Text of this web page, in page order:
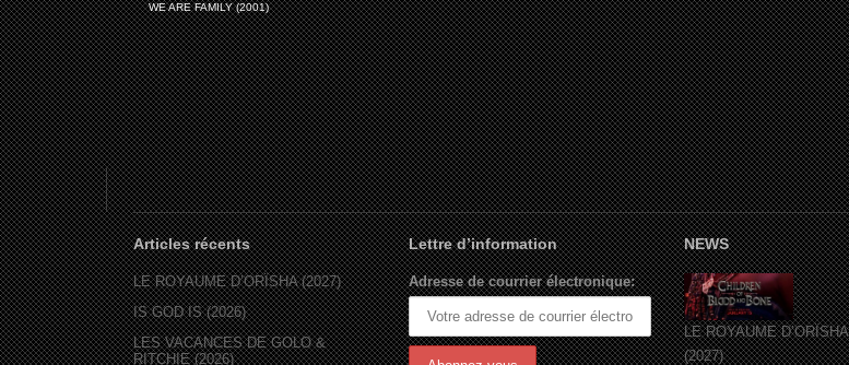
WE ARE FAMILY (2001)
Articles récents
LE ROYAUME D’ORÏSHA (2027)
IS GOD IS (2026)
LES VACANCES DE GOLO &
RITCHIE (2026)
Lettre d’information
Adresse de courrier électronique:
NEWS
LE ROYAUME D’ORÏSHA
(2027)